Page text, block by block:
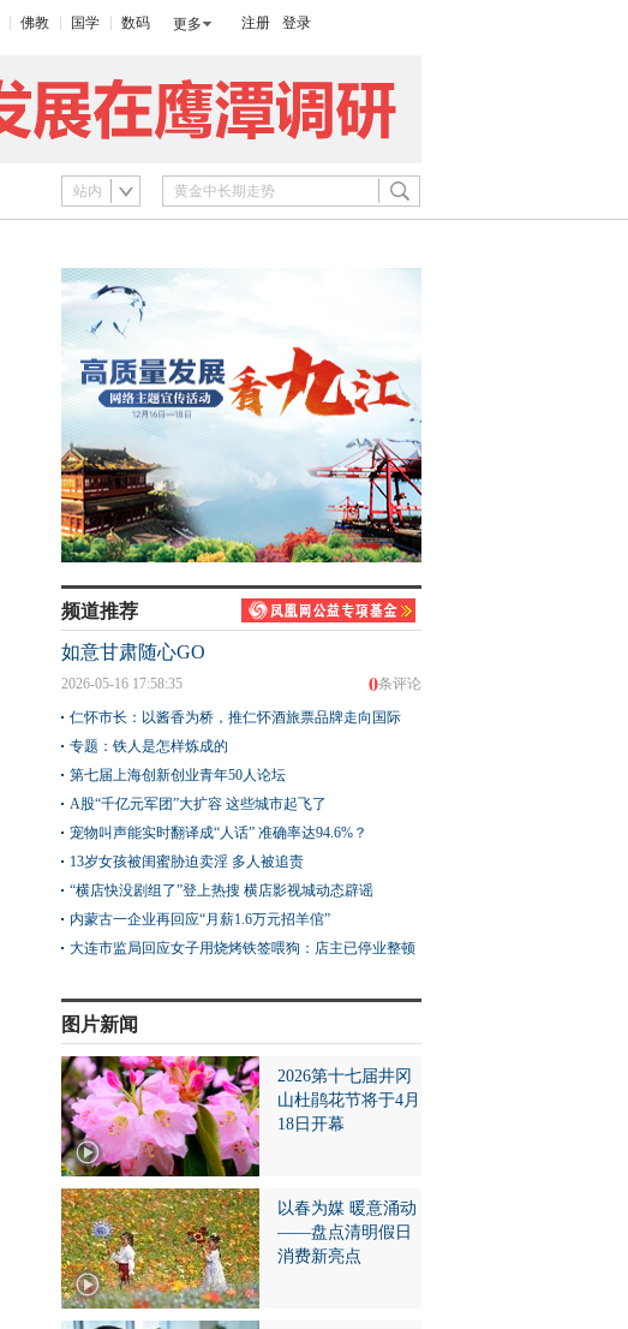
佛教 国学 数码 更多 注册 登录
站内
频道推荐
如意甘肃随心GO
0条评论
2026-05-16 17:58:35
仁怀市长：以酱香为桥，推仁怀酒旅票品牌走向国际
专题：铁人是怎样炼成的
第七届上海创新创业青年50人论坛
A股“千亿元军团”大扩容 这些城市起飞了
宠物叫声能实时翻译成“人话” 准确率达94.6%？
13岁女孩被闺蜜胁迫卖淫 多人被追责
“横店快没剧组了”登上热搜 横店影视城动态辟谣
内蒙古一企业再回应“月薪1.6万元招羊倌”
大连市监局回应女子用烧烤铁签喂狗：店主已停业整顿
图片新闻
2026第十七届井冈
山杜鹃花节将于4月
18日开幕
以春为媒 暖意涌动
——盘点清明假日
消费新亮点